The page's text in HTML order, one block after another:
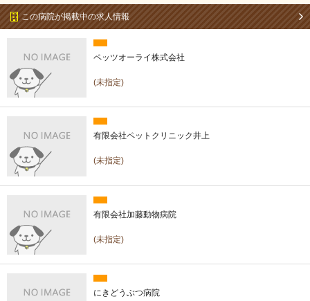
この病院が掲載中の求人情報
ペッツオーライ株式会社
(未指定)
有限会社ペットクリニック井上
(未指定)
有限会社加藤動物病院
(未指定)
にきどうぶつ病院